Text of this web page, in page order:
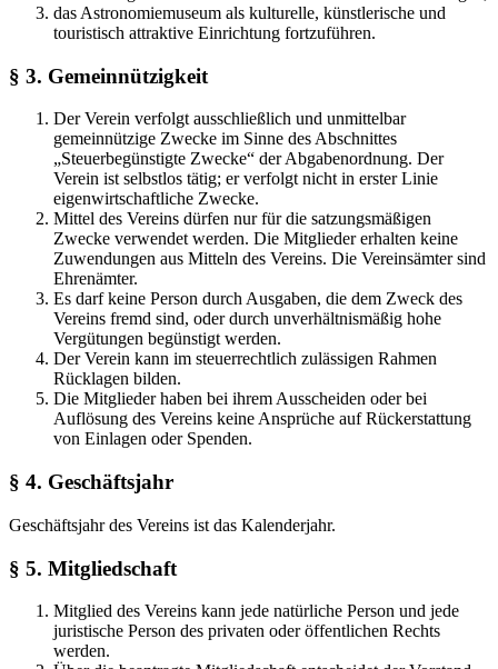
das Astronomiemuseum als kulturelle, künstlerische und
touristisch attraktive Einrichtung fortzuführen.
§ 3. Gemeinnützigkeit
Der Verein verfolgt ausschließlich und unmittelbar
gemeinnützige Zwecke im Sinne des Abschnittes
„Steuerbegünstigte Zwecke“ der Abgabenordnung. Der
Verein ist selbstlos tätig; er verfolgt nicht in erster Linie
eigenwirtschaftliche Zwecke.
Mittel des Vereins dürfen nur für die satzungsmäßigen
Zwecke verwendet werden. Die Mitglieder erhalten keine
Zuwendungen aus Mitteln des Vereins. Die Vereinsämter sind
Ehrenämter.
Es darf keine Person durch Ausgaben, die dem Zweck des
Vereins fremd sind, oder durch unverhältnismäßig hohe
Vergütungen begünstigt werden.
Der Verein kann im steuerrechtlich zulässigen Rahmen
Rücklagen bilden.
Die Mitglieder haben bei ihrem Ausscheiden oder bei
Auflösung des Vereins keine Ansprüche auf Rückerstattung
von Einlagen oder Spenden.
§ 4. Geschäftsjahr
Geschäftsjahr des Vereins ist das Kalenderjahr.
§ 5. Mitgliedschaft
Mitglied des Vereins kann jede natürliche Person und jede
juristische Person des privaten oder öffentlichen Rechts
werden.